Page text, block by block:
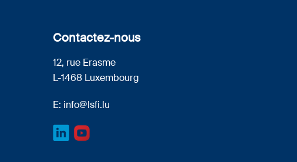
Contactez-nous
12, rue Erasme
L-1468 Luxembourg
E: info@lsfi.lu